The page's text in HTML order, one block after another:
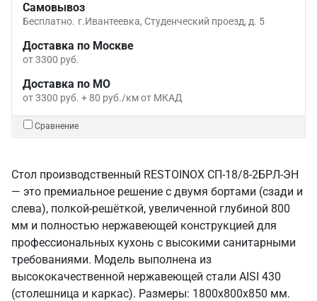
Самовывоз
Бесплатно. г.Ивантеевка, Студенческий проезд, д. 5
Доставка по Москве
от 3300 руб.
Доставка по МО
от 3300 руб. + 80 руб./км от МКАД
Сравнение
Стол производственный RESTOINOX СП-18/8-2БРЛ-ЭН
— это премиальное решение с двумя бортами (сзади и
слева), полкой-решёткой, увеличенной глубиной 800
мм и полностью нержавеющей конструкцией для
профессиональных кухонь с высокими санитарными
требованиями. Модель выполнена из
высококачественной нержавеющей стали AISI 430
(столешница и каркас). Размеры: 1800x800x850 мм.